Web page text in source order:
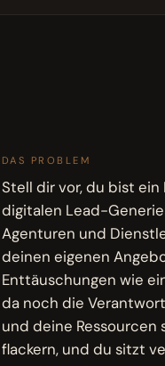
DAS PROBLEM
Stell dir vor, du bist ein
digitalen Lead-
Agenturen und
deinen eigenen
Enttäuschungen wie
da noch die
und deine Ressourcen
flackern, und du sitzt